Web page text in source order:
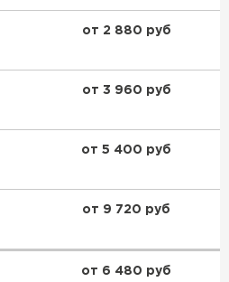
от 2 880 руб
от 3 960 руб
от 5 400 руб
от 9 720 руб
от 6 480 руб